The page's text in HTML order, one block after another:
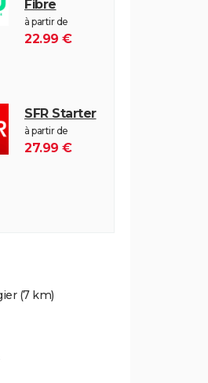
Fibre
à partir de
22.99 €
SFR Starter
à partir de
27.99 €
(7 km)